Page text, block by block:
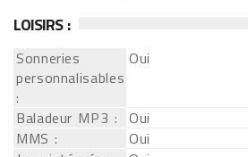
LOISIRS :
Sonneries
personnalisables
:
Oui
Baladeur MP3 : Oui
MMS :
Oui